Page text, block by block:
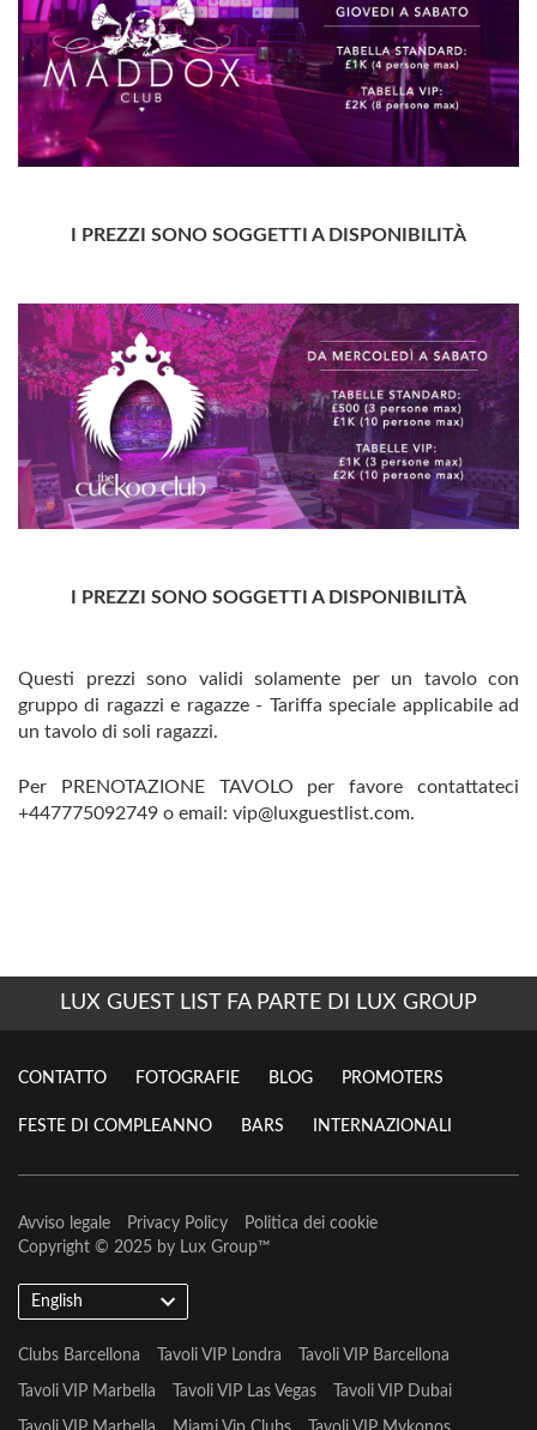
I PREZZI SONO SOGGETTI A DISPONIBILITÀ
I PREZZI SONO SOGGETTI A DISPONIBILITÀ
Questi prezzi sono validi solamente per un tavolo con
gruppo di ragazzi e ragazze - Tariffa speciale applicabile ad
un tavolo di soli ragazzi.
Per PRENOTAZIONE TAVOLO per favore contattateci
+447775092749 o email: vip@luxguestlist.com.
LUX GUEST LIST FA PARTE DI LUX GROUP
CONTATTO FOTOGRAFIE BLOG PROMOTERS
FESTE DI COMPLEANNO BARS INTERNAZIONALI
Avviso legale Privacy Policy
Politica dei cookie
Copyright © 2025 by Lux Group™
English
Clubs Barcellona Tavoli VIP Londra Tavoli VIP Barcellona
Tavoli VIP Marbella Tavoli VIP Las Vegas Tavoli VIP Dubai